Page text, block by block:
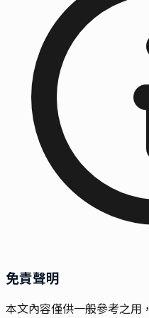
免責聲明
本文內容僅供一般參考之用，